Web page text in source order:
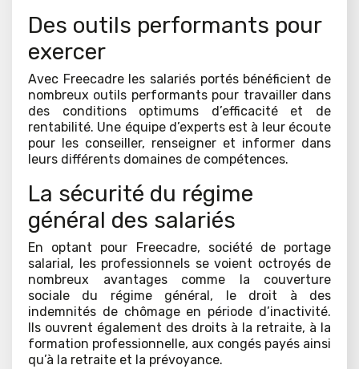
Des outils performants pour
exercer
Avec Freecadre les salariés portés bénéficient de
nombreux outils performants pour travailler dans
des conditions optimums d’efficacité et de
rentabilité. Une équipe d’experts est à leur écoute
pour les conseiller, renseigner et informer dans
leurs différents domaines de compétences.
La sécurité du régime
général des salariés
En optant pour Freecadre, société de portage
salarial, les professionnels se voient octroyés de
nombreux avantages comme la couverture
sociale du régime général, le droit à des
indemnités de chômage en période d’inactivité.
Ils ouvrent également des droits à la retraite, à la
formation professionnelle, aux congés payés ainsi
qu’à la retraite et la prévoyance.